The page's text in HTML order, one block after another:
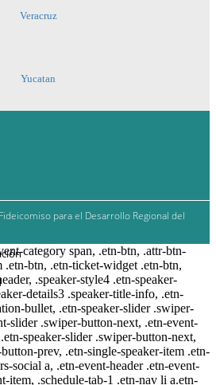
Veracruz
Yucatan
Fideicomiso para el Desarrollo Regional del
category span, .etn-btn, .attr-btn-
.etn-btn, .etn-ticket-widget .etn-btn,
.speaker-style4 .etn-speaker-
details3 .speaker-title-info, .etn-
bullet, .etn-speaker-slider .swiper-
slider .swiper-button-next, .etn-event-
speaker-slider .swiper-button-next,
prev, .etn-single-speaker-item .etn-
social a, .etn-event-header .etn-event-
item, .schedule-tab-1 .etn-nav li a.etn-